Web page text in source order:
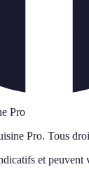
Pro
Pro. Tous
et peuvent